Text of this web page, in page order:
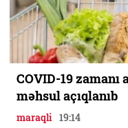
COVID-19
məhsul açıqlanıb
maraqli 19:14